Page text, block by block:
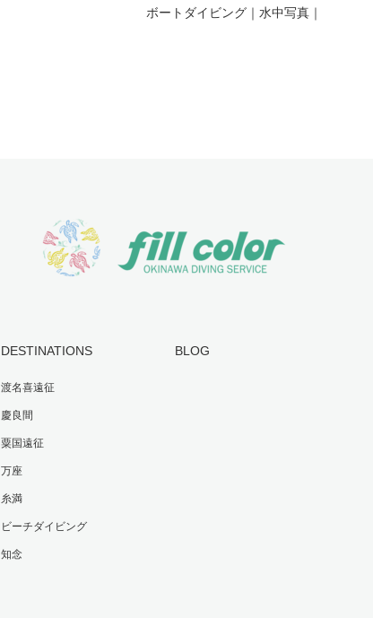
ボートダイビング｜水中写真｜
DESTINATIONS
渡名喜遠征
慶良間
粟国遠征
万座
糸満
ビーチダイビング
知念
BLOG